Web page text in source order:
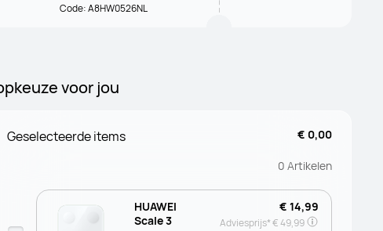
Code: A8HW0526NL
voor jou
Geselecteerde items € 0,00
0 Artikelen
HUAWEI
Scale 3
€ 14,99
Adviesprijs*€ 49,99